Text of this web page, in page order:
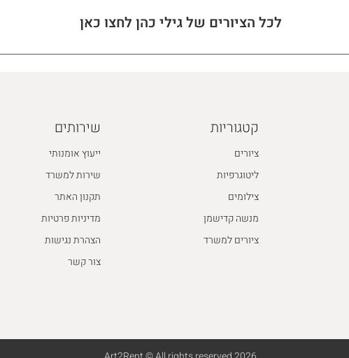
לכל הציורים של גילי כהן לחצו כאן
קטגוריות
ציורים
ליטוגרפיות
צילומים
מנשה קדישמן
ציורים למשרד
שירותים
ייעוץ אומנותי
שירות למשרד
תקנון האתר
מדיניות פרטיות
הצהרת נגישות
צור קשר